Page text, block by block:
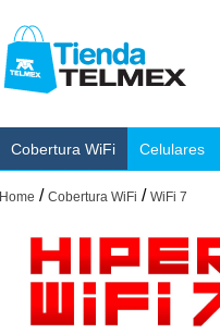
Cobertura WiFi Celulares
Home / Cobertura WiFi / WiFi 7